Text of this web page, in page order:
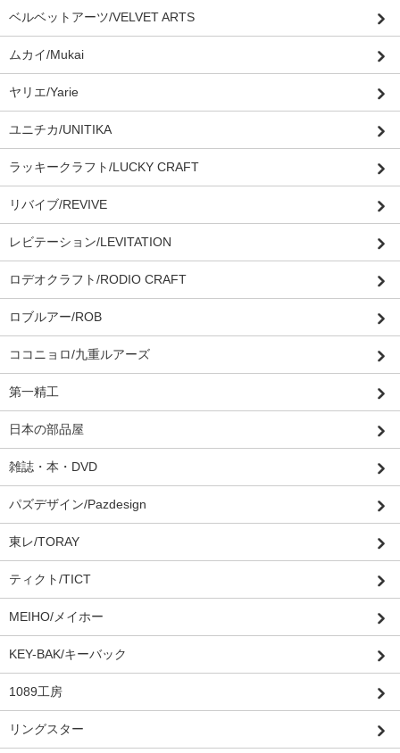
ベルベットアーツ/VELVET ARTS
ムカイ/Mukai
ヤリエ/Yarie
ユニチカ/UNITIKA
ラッキークラフト/LUCKY CRAFT
リバイブ/REVIVE
レビテーション/LEVITATION
ロデオクラフト/RODIO CRAFT
ロブルアー/ROB
ココニョロ/九重ルアーズ
第一精工
日本の部品屋
雑誌・本・DVD
パズデザイン/Pazdesign
東レ/TORAY
ティクト/TICT
MEIHO/メイホー
KEY-BAK/キーバック
1089工房
リングスター